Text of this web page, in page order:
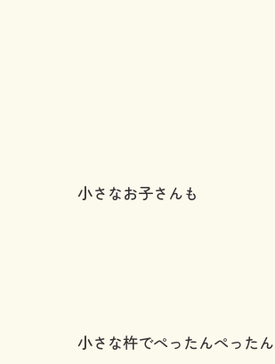
小さなお子さんも
小さな杵でぺったんぺったん